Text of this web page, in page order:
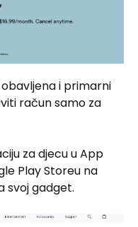
i primarni
račun samo za
za djecu u App
Play Storeu na
svoj gadget.